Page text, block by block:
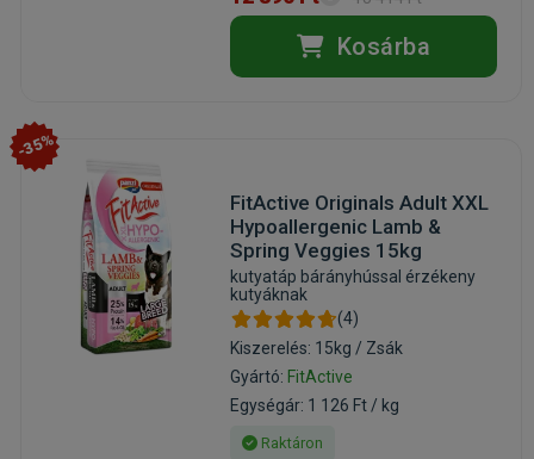
Kosárba
-35%
FitActive Originals Adult XXL
Hypoallergenic Lamb &
Spring Veggies 15kg
kutyatáp bárányhússal érzékeny
kutyáknak
(4)
Kiszerelés: 15kg / Zsák
Gyártó: FitActive
Egységár: 1 126 Ft / kg
Raktáron